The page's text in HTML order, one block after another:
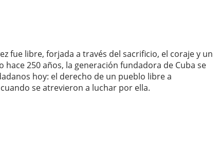
fue libre, forjada a través del sacrificio, el coraje y un
250 años, la generación fundadora de Cuba se
hoy: el derecho de un pueblo libre a
se atrevieron a luchar por ella.